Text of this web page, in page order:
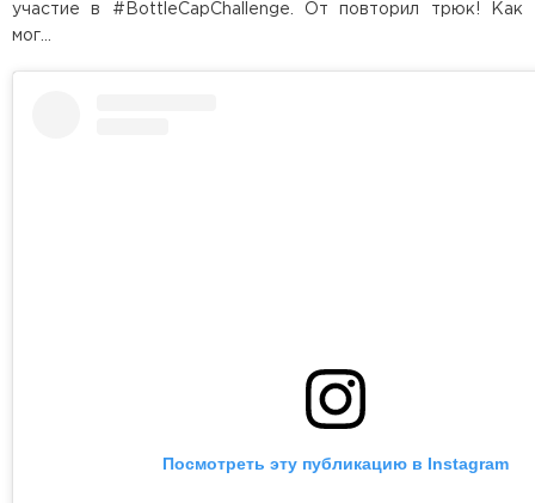
участие в #BottleCapChallenge. От повторил трюк! Как
мог…
Посмотреть эту публикацию в Instagram